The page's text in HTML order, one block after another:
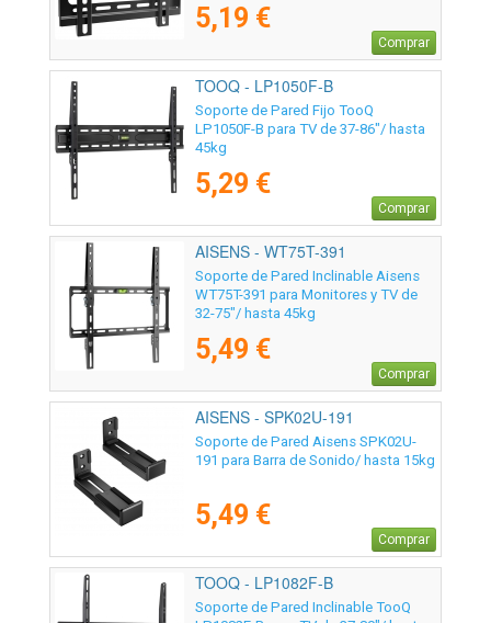
5,19 €
Comprar
TOOQ - LP1050F-B
Soporte de Pared Fijo TooQ
LP1050F-B para TV de 37-86"/ hasta
45kg
5,29 €
Comprar
AISENS - WT75T-391
Soporte de Pared Inclinable Aisens
WT75T-391 para Monitores y TV de
32-75"/ hasta 45kg
5,49 €
Comprar
AISENS - SPK02U-191
Soporte de Pared Aisens SPK02U-
191 para Barra de Sonido/ hasta 15kg
5,49 €
Comprar
TOOQ - LP1082F-B
Soporte de Pared Inclinable TooQ